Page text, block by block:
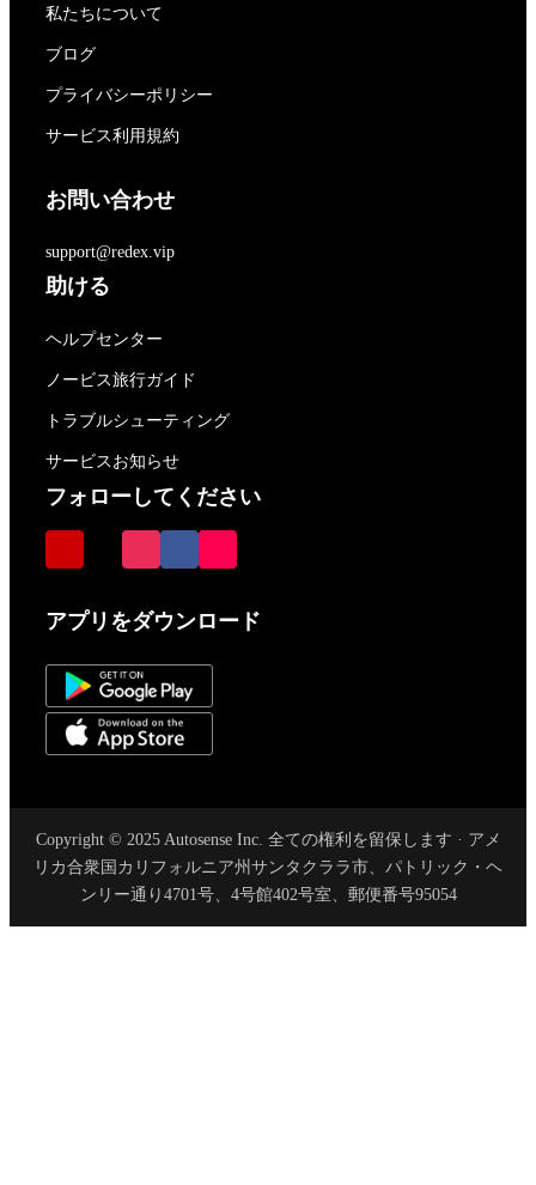
私たちについて
ブログ
プライバシーポリシー
サービス利用規約
お問い合わせ
support@redex.vip
助ける
ヘルプセンター
ノービス旅行ガイド
トラブルシューティング
サービスお知らせ
フォローしてください
アプリをダウンロード
Copyright © 2025 Autosense Inc. 全ての権利を留保します · アメ
リカ合衆国カリフォルニア州サンタクララ市、パトリック・ヘ
ンリー通り4701号、4号館402号室、郵便番号95054